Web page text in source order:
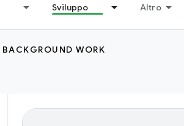
Sviluppo Altro
BACKGROUND WORK